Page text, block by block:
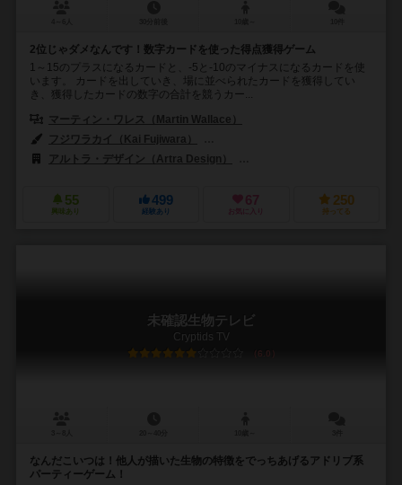
2位じゃダメなんです！数字カードを使った得点獲得ゲーム
1～15のプラスになるカードと、-5と-10のマイナスになるカードを使
います。 カードを出していき、場に並べられたカードを獲得してい
き、獲得したカードの数字の合計を競うカー...
マーティン・ワレス（Martin Wallace）
フジワラカイ（Kai Fujiwara）
アルトラ・デザイン（Artra Design）
55
興味あり
499
経験あり
67
お気に入り
250
持ってる
未確認生物テレビ
Cryptids TV
6.0
なんだこいつは！他人が描いた生物の特徴をでっちあげるアドリブ系
パーティーゲーム！